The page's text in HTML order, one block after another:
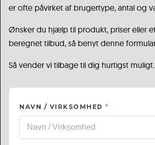
er ofte påvirket af brugertype, antal og
Ønsker du hjælp til produkt, priser eller
beregnet tilbud, så benyt denne
Så vender vi tilbage til dig hurtigst muligt.
NAVN / VIRKSOMHED *